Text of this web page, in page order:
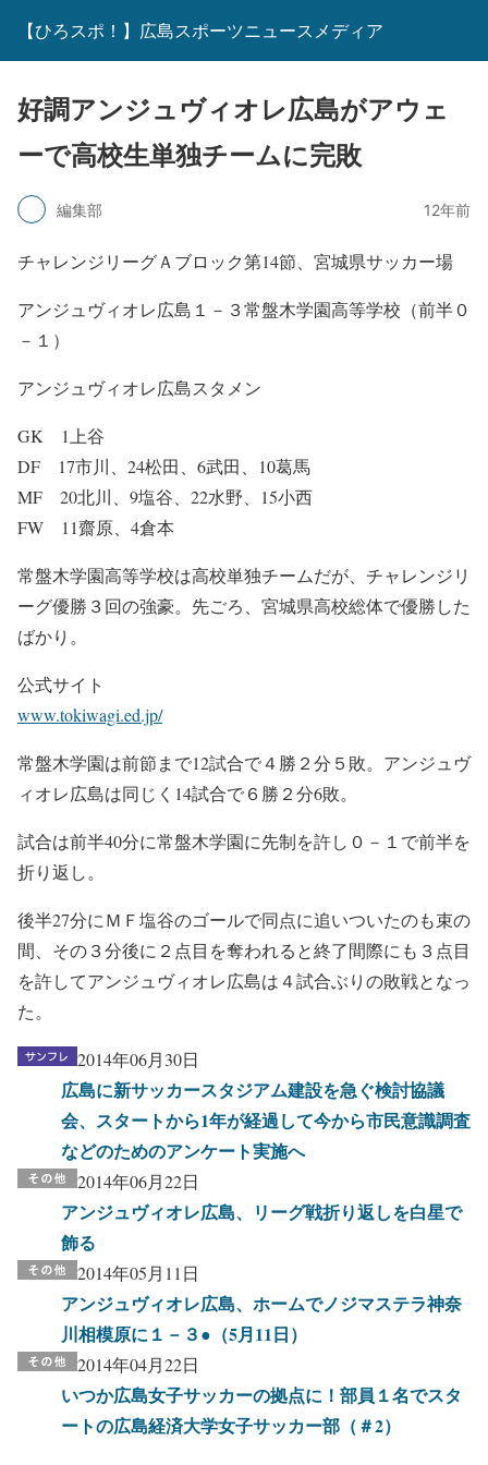
【ひろスポ！】広島スポーツニュースメディア
好調アンジュヴィオレ広島がアウェ
ーで高校生単独チームに完敗
編集部 12年前
チャレンジリーグＡブロック第14節、宮城県サッカー場
アンジュヴィオレ広島１－３常盤木学園高等学校（前半０
－１）
アンジュヴィオレ広島スタメン
GK 1上谷
DF 17市川、24松田、6武田、10葛馬
MF 20北川、9塩谷、22水野、15小西
FW 11齋原、4倉本
常盤木学園高等学校は高校単独チームだが、チャレンジリ
ーグ優勝３回の強豪。先ごろ、宮城県高校総体で優勝した
ばかり。
公式サイト
www.tokiwagi.ed.jp/
常盤木学園は前節まで12試合で４勝２分５敗。アンジュヴ
ィオレ広島は同じく14試合で６勝２分6敗。
試合は前半40分に常盤木学園に先制を許し０－１で前半を
折り返し。
後半27分にＭＦ塩谷のゴールで同点に追いついたのも束の
間、その３分後に２点目を奪われると終了間際にも３点目
を許してアンジュヴィオレ広島は４試合ぶりの敗戦となっ
た。
2014年06月30日
広島に新サッカースタジアム建設を急ぐ検討協議
会、スタートから1年が経過して今から市民意識調査
などのためのアンケート実施へ
2014年06月22日
アンジュヴィオレ広島、リーグ戦折り返しを白星で
飾る
2014年05月11日
アンジュヴィオレ広島、ホームでノジマステラ神奈
川相模原に１－３●（5月11日）
2014年04月22日
いつか広島女子サッカーの拠点に！部員１名でスタ
ートの広島経済大学女子サッカー部（＃2）